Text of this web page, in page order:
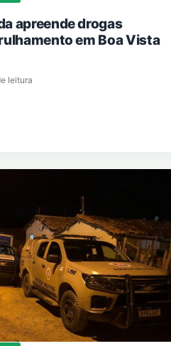
apreende drogas
em Boa Vista
leitura